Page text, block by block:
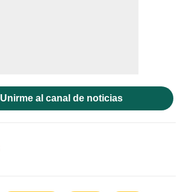
Unirme al canal de noticias